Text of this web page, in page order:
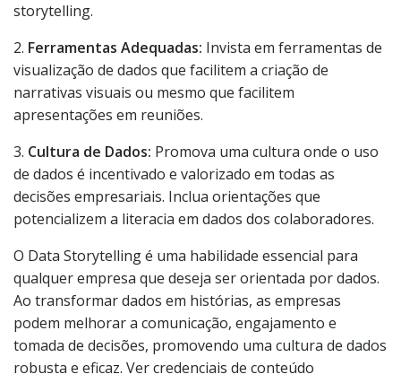
storytelling.
2. Ferramentas Adequadas: Invista em ferramentas de
visualização de dados que facilitem a criação de
narrativas visuais ou mesmo que facilitem
apresentações em reuniões.
3. Cultura de Dados: Promova uma cultura onde o uso
de dados é incentivado e valorizado em todas as
decisões empresariais. Inclua orientações que
potencializem a literacia em dados dos colaboradores.
O Data Storytelling é uma habilidade essencial para
qualquer empresa que deseja ser orientada por dados.
Ao transformar dados em histórias, as empresas
podem melhorar a comunicação, engajamento e
tomada de decisões, promovendo uma cultura de dados
robusta e eficaz. Ver credenciais de conteúdo